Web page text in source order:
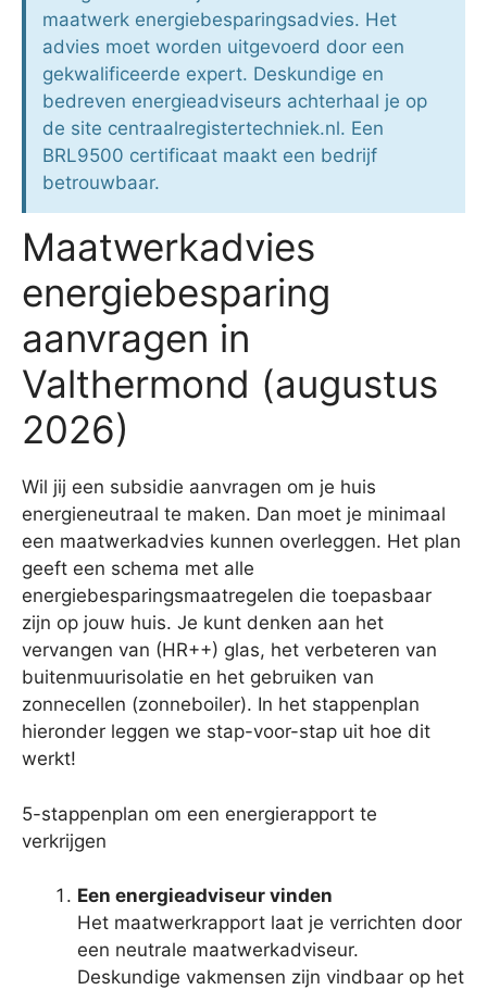
maatwerk energiebesparingsadvies. Het
advies moet worden uitgevoerd door een
gekwalificeerde expert. Deskundige en
bedreven energieadviseurs achterhaal je op
de site centraalregistertechniek.nl. Een
BRL9500 certificaat maakt een bedrijf
betrouwbaar.
Maatwerkadvies
energiebesparing
aanvragen in
Valthermond (augustus
2026)
Wil jij een subsidie aanvragen om je huis
energieneutraal te maken. Dan moet je minimaal
een maatwerkadvies kunnen overleggen. Het plan
geeft een schema met alle
energiebesparingsmaatregelen die toepasbaar
zijn op jouw huis. Je kunt denken aan het
vervangen van (HR++) glas, het verbeteren van
buitenmuurisolatie en het gebruiken van
zonnecellen (zonneboiler). In het stappenplan
hieronder leggen we stap-voor-stap uit hoe dit
werkt!
5-stappenplan om een energierapport te
verkrijgen
Een energieadviseur vinden
Het maatwerkrapport laat je verrichten door
een neutrale maatwerkadviseur.
Deskundige vakmensen zijn vindbaar op het